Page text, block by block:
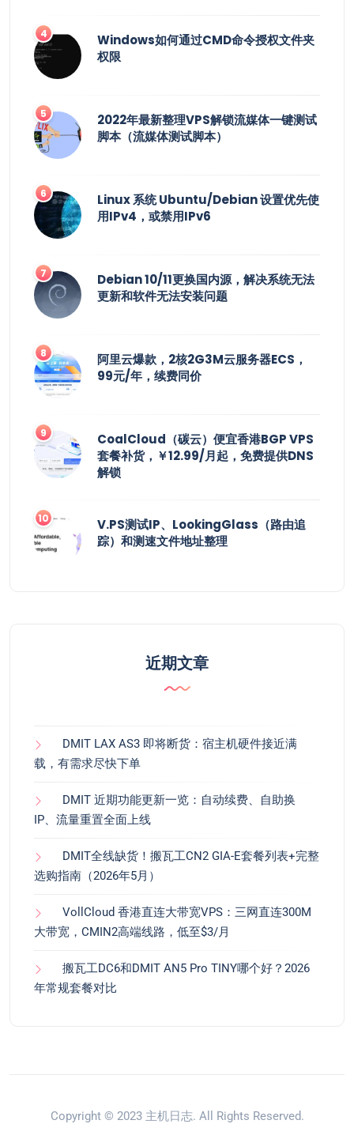
Windows如何通过CMD命令授权文件夹
权限
2022年最新整理VPS解锁流媒体一键测试
脚本（流媒体测试脚本）
Linux 系统 Ubuntu/Debian 设置优先使
用IPv4，或禁用IPv6
Debian 10/11更换国内源，解决系统无法
更新和软件无法安装问题
阿里云爆款，2核2G3M云服务器ECS，
99元/年，续费同价
CoalCloud（碳云）便宜香港BGP VPS
套餐补货，￥12.99/月起，免费提供DNS
解锁
V.PS测试IP、LookingGlass（路由追
踪）和测速文件地址整理
近期文章
DMIT LAX AS3 即将断货：宿主机硬件接近满
载，有需求尽快下单
DMIT 近期功能更新一览：自动续费、自助换
IP、流量重置全面上线
DMIT全线缺货！搬瓦工CN2 GIA-E套餐列表+完整
选购指南（2026年5月）
VollCloud 香港直连大带宽VPS：三网直连300M
大带宽，CMIN2高端线路，低至$3/月
搬瓦工DC6和DMIT AN5 Pro TINY哪个好？2026
年常规套餐对比
Copyright © 2023 主机日志. All Rights Reserved.